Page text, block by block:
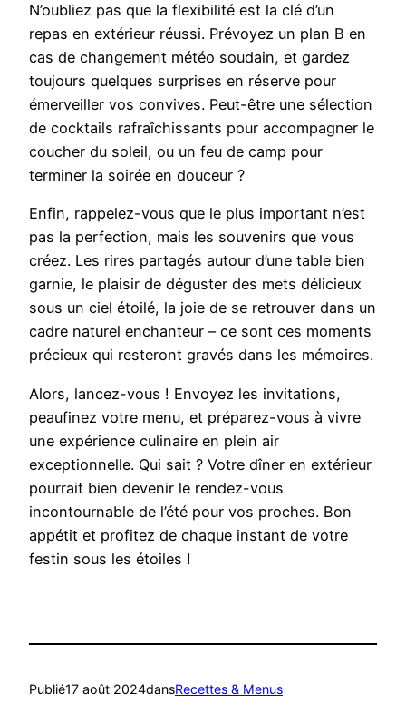
N’oubliez pas que la flexibilité est la clé d’un
repas en extérieur réussi. Prévoyez un plan B en
cas de changement météo soudain, et gardez
toujours quelques surprises en réserve pour
émerveiller vos convives. Peut-être une sélection
de cocktails rafraîchissants pour accompagner le
coucher du soleil, ou un feu de camp pour
terminer la soirée en douceur ?
Enfin, rappelez-vous que le plus important n’est
pas la perfection, mais les souvenirs que vous
créez. Les rires partagés autour d’une table bien
garnie, le plaisir de déguster des mets délicieux
sous un ciel étoilé, la joie de se retrouver dans un
cadre naturel enchanteur – ce sont ces moments
précieux qui resteront gravés dans les mémoires.
Alors, lancez-vous ! Envoyez les invitations,
peaufinez votre menu, et préparez-vous à vivre
une expérience culinaire en plein air
exceptionnelle. Qui sait ? Votre dîner en extérieur
pourrait bien devenir le rendez-vous
incontournable de l’été pour vos proches. Bon
appétit et profitez de chaque instant de votre
festin sous les étoiles !
Publié17 août 2024dansRecettes & Menus